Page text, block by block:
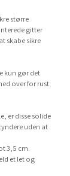
større
gitter
skabe sikre
kun gør det
over for rust.
er disse solide
uden at
3,5 cm.
et let og